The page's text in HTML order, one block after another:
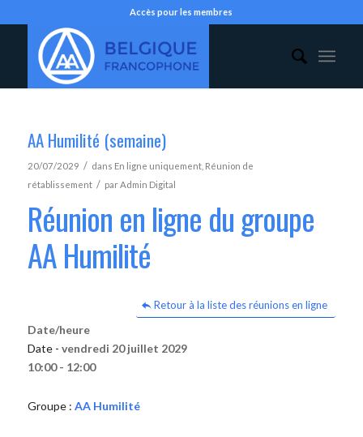
Accès pour les membres
AA Humilité (semaine)
20/07/2029 / dans En ligne uniquement, Réunion de
rétablissement / parAdmin Digital
Réunion en ligne du groupe
AA Humilité
Retour à la liste des réunions en ligne
Date/heure
Date - vendredi 20 juillet 2029
10:00 - 12:00
Groupe : AA Humilité